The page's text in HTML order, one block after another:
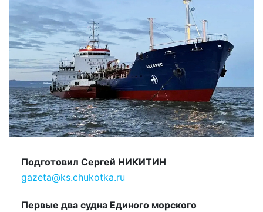
Подготовил Сергей НИКИТИН
gazeta@ks.chukotka.ru
Первые два судна Единого морского